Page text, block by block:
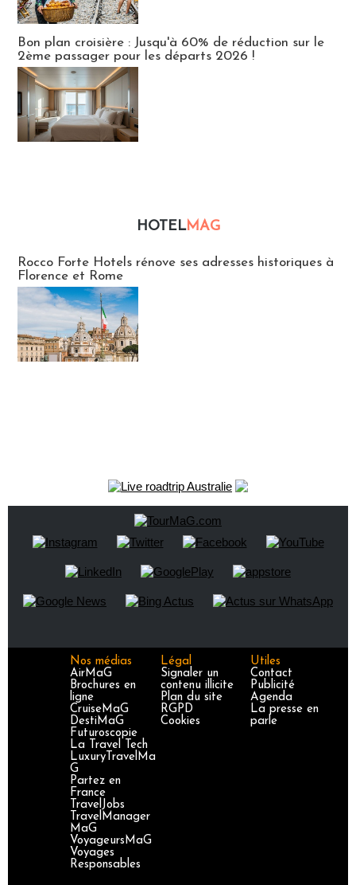
Bon plan croisière : Jusqu'à 60% de réduction sur le
2ème passager pour les départs 2026 !
HOTELMAG
Rocco Forte Hotels rénove ses adresses historiques à
Florence et Rome
Nos médias
AirMaG
Brochures en
ligne
CruiseMaG
DestiMaG
Futuroscopie
La Travel Tech
LuxuryTravelMa
G
Partez en
France
TravelJobs
TravelManager
MaG
VoyageursMaG
Voyages
Responsables
Légal
Signaler un
contenu illicite
Plan du site
RGPD
Cookies
Utiles
Contact
Publicité
Agenda
La presse en
parle